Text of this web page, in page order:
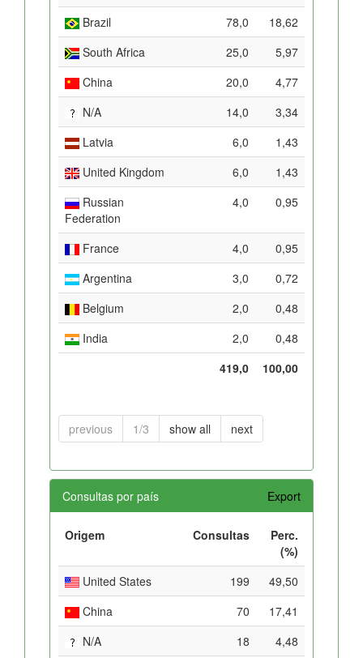
Brazil 78,0
18,62
South Africa
25,0
5,97
China
20,0
4,77
N/A
14,0
3,34
Latvia
6,0
1,43
United Kingdom
6,0
1,43
Russian
Federation
4,0 0,95
France 4,0
0,95
Argentina
3,0
0,72
Belgium
2,0
0,48
India
2,0
0,48
419,0
100,00
previous 1/3 show all next
Consultas por país Export
Origem Consultas
Perc.
(%)
United States
199
49,50
China
70
17,41
N/A
18
4,48